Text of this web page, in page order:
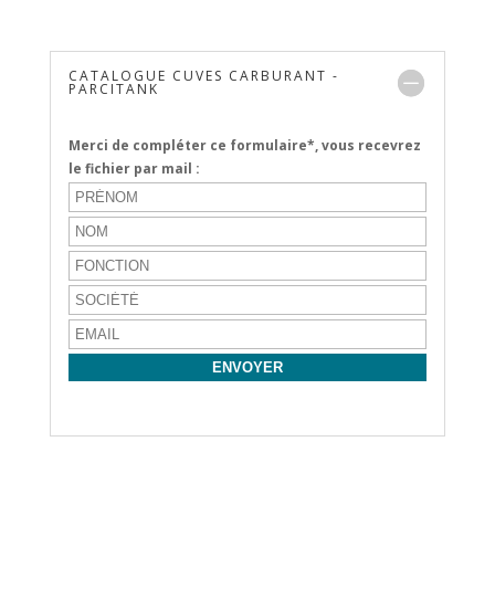
CATALOGUE CUVES CARBURANT -
PARCITANK
Merci de compléter ce formulaire*, vous recevrez
le fichier par mail :